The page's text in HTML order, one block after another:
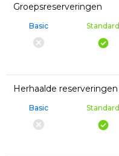
Groepsreserveringen
Basic Standard
Herhaalde reserveringen
Basic Standard